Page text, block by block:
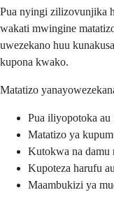
Pua nyingi zilizovunjika
wakati mwingine
uwezekano huu
kupona kwako.
Matatizo
Pua iliyopotoka
Matatizo ya
Kutokwa na damu
Kupoteza harufu
Maambukizi ya